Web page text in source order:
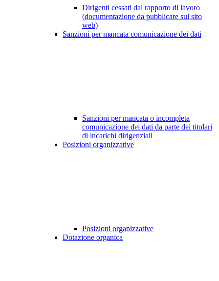
Dirigenti cessati dal rapporto di lavoro
(documentazione da pubblicare sul sito
web)
Sanzioni per mancata comunicazione dei dati
Sanzioni per mancata o incompleta
comunicazione dei dati da parte dei titolari
di incarichi dirigenziali
Posizioni organizzative
Posizioni organizzative
Dotazione organica